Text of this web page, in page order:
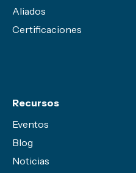
Aliados
Certificaciones
Recursos
Eventos
Blog
Noticias